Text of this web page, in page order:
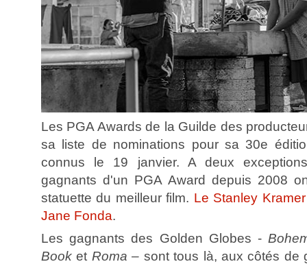
Les PGA Awards de la Guilde des
sa liste de nominations pour sa 30e
connus le 19 janvier. A deux
gagnants d'un PGA Award depuis 2008
statuette du meilleur film. Le Stanley
Jane Fonda.
Les gagnants des Golden Globes -
Book et Roma – sont tous là, aux côtés de